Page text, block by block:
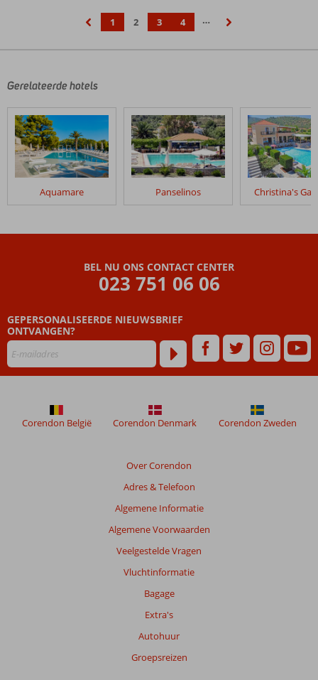
1 2 3 4
…
Gerelateerde hotels
Aquamare Panselinos Christina's
BEL NU ONS CONTACT CENTER
023 751 06 06
GEPERSONALISEERDE NIEUWSBRIEF
ONTVANGEN?
Over Corendon
Adres & Telefoon
Algemene Informatie
Algemene Voorwaarden
Veelgestelde Vragen
Vluchtinformatie
Bagage
Extra's
Autohuur
Groepsreizen
Corendon België Corendon Denmark Corendon Zweden